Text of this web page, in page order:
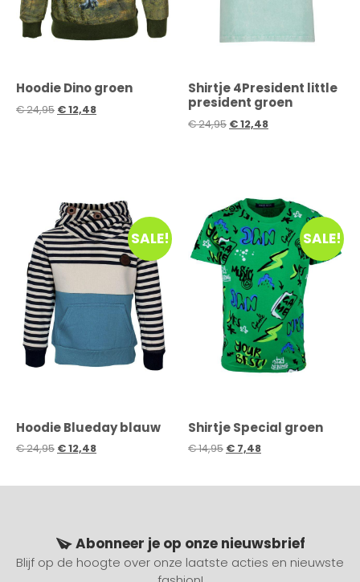
Hoodie Dino groen
€24,95 €12,48
Shirtje 4President little
president groen
€24,95 €12,48
SALE!
Hoodie Blueday blauw
€24,95 €12,48
SALE!
Shirtje Special groen
€14,95 € 7,48
Abonneer je op onze nieuwsbrief
Blijf op de hoogte over onze laatste acties en nieuwste